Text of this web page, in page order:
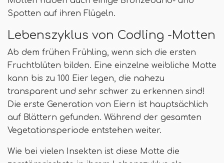
Spotten auf ihren Flügeln.
Lebenszyklus von Codling -Motten
Ab dem frühen Frühling, wenn sich die ersten
Fruchtblüten bilden. Eine einzelne weibliche Motte
kann bis zu 100 Eier legen, die nahezu
transparent und sehr schwer zu erkennen sind!
Die erste Generation von Eiern ist hauptsächlich
auf Blättern gefunden. Während der gesamten
Vegetationsperiode entstehen weiter.
Wie bei vielen Insekten ist diese Motte die